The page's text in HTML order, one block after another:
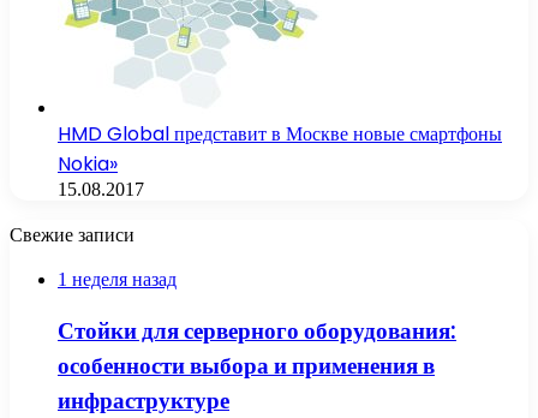
HMD Global представит в Москве новые смартфоны
Nokia»
15.08.2017
Свежие записи
1 неделя назад
Стойки для серверного оборудования:
особенности выбора и применения в
инфраструктуре